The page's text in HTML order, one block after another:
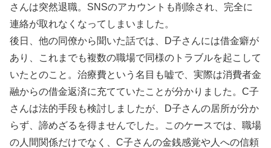
さんは突然退職。SNSのアカウントも削除され、完全に
連絡が取れなくなってしまいました。
後日、他の同僚から聞いた話では、D子さんには借金癖が
あり、これまでも複数の職場で同様のトラブルを起こして
いたとのこと。治療費という名目も嘘で、実際は消費者金
融からの借金返済に充てていたことが分かりました。C子
さんは法的手段も検討しましたが、D子さんの居所が分か
らず、諦めざるを得ませんでした。このケースでは、職場
の人間関係だけでなく、C子さんの金銭感覚や人への信頼